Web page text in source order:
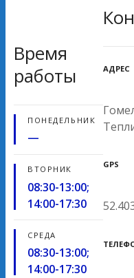
Время
работы
ПОНЕДЕЛЬНИК
—
ВТОРНИК
08:30-13:00;
14:00-17:30
СРЕДА
08:30-13:00;
14:00-17:30
АДРЕС
GPS